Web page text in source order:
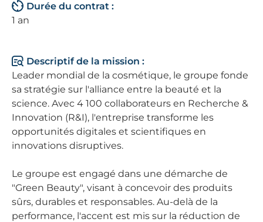
Durée du contrat :
1 an
Descriptif de la mission :
Leader mondial de la cosmétique, le groupe fonde
sa stratégie sur l'alliance entre la beauté et la
science. Avec 4 100 collaborateurs en Recherche &
Innovation (R&I), l'entreprise transforme les
opportunités digitales et scientifiques en
innovations disruptives.
Le groupe est engagé dans une démarche de
"Green Beauty", visant à concevoir des produits
sûrs, durables et responsables. Au-delà de la
performance, l'accent est mis sur la réduction de